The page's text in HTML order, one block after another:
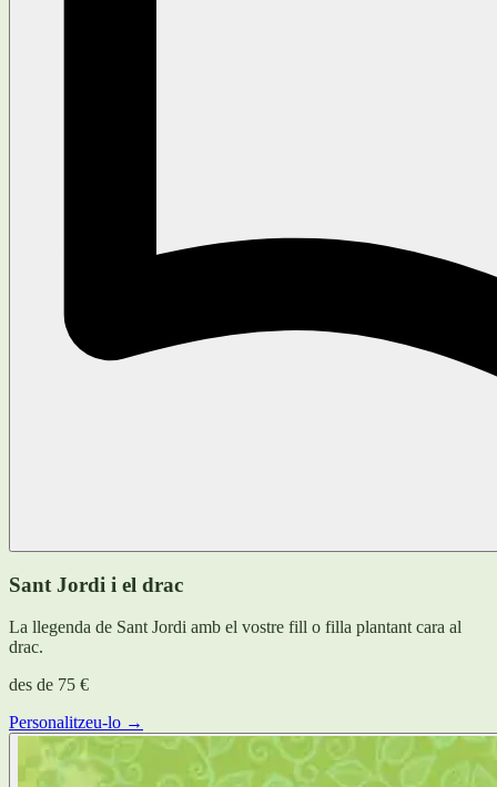
Sant Jordi i el drac
La llegenda de Sant Jordi amb el vostre fill o filla plantant cara al
drac.
des de 75 €
Personalitzeu-lo →